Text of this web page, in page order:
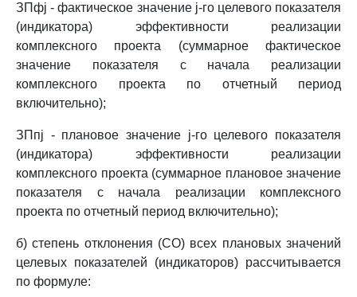
ЗПфj - фактическое значение j-го целевого показателя
(индикатора) эффективности реализации
комплексного проекта (суммарное фактическое
значение показателя с начала реализации
комплексного проекта по отчетный период
включительно);
ЗПпj - плановое значение j-го целевого показателя
(индикатора) эффективности реализации
комплексного проекта (суммарное плановое значение
показателя с начала реализации комплексного
проекта по отчетный период включительно);
б) степень отклонения (СО) всех плановых значений
целевых показателей (индикаторов) рассчитывается
по формуле: